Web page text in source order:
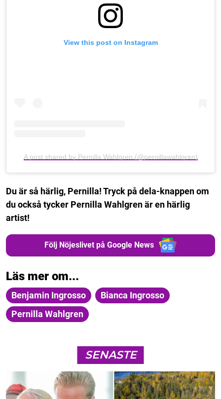
View this post on Instagram
A post shared by Pernilla Wahlgren (@pernillawahlgren)
Du är så härlig, Pernilla! Tryck på dela-knappen om
du också tycker Pernilla Wahlgren är en härlig
artist!
Följ Nöjeslivet på Google News
Läs mer om...
Benjamin Ingrosso
Bianca Ingrosso
Pernilla Wahlgren
SENASTE